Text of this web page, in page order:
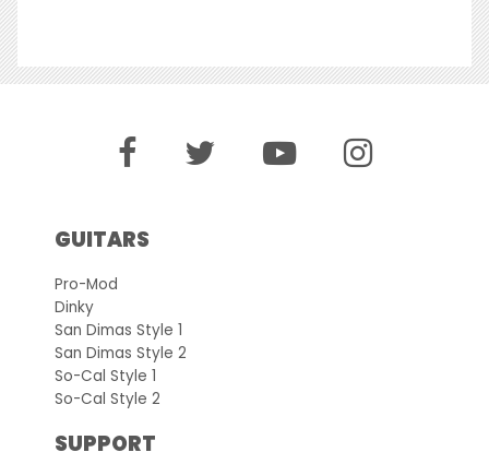
GUITARS
Pro-Mod
Dinky
San Dimas Style 1
San Dimas Style 2
So-Cal Style 1
So-Cal Style 2
SUPPORT